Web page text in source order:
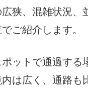
狭、混雑状況、
ご紹介します。
ットで通過する
は広く、通路も